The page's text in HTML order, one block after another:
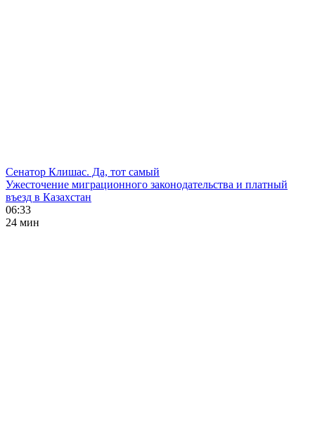
Сенатор Клишас. Да, тот самый
Ужесточение миграционного законодательства и платный
въезд в Казахстан
06:33
24 мин